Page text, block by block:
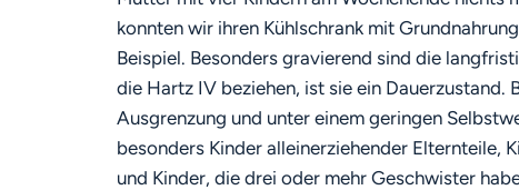
konnten wir ihren Kühlschrank mit
Beispiel. Besonders gravierend sind die
die Hartz IV beziehen, ist sie ein
Ausgrenzung und unter einem geringen
besonders Kinder alleinerziehender Elternteile,
und Kinder, die drei oder mehr Geschwister